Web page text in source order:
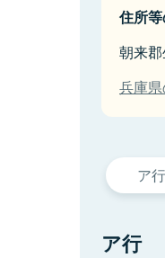
住所
朝来
兵庫
ア行
ア行